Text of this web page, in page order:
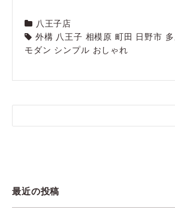
八王子店
外構 八王子 相模原 町田 日野市
モダン シンプル おしゃれ
最近の投稿